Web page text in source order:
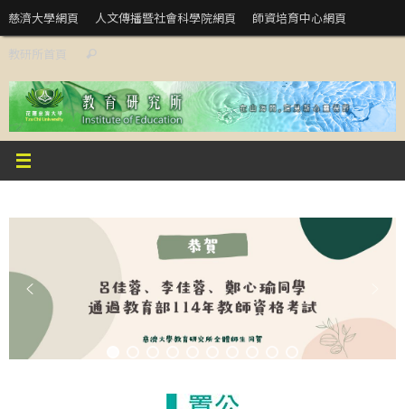
Skip
to
content
慈濟大學網頁 人文傳播暨社會科學院網頁 師資培育中心網頁
教研所首頁 Search